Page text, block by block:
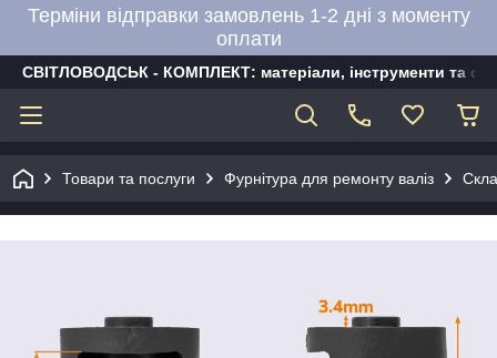
Терміни відправки замовлень 1-2 дні з моменту
оплати
СВІТЛОВОДСЬК - КОМПЛЕКТ: матеріали, інструменти та
Товари та послуги Фурнітура для ремонту валіз